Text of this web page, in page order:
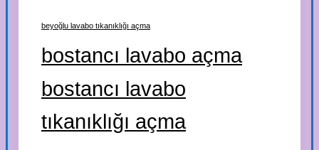
beyoğlu lavabo tıkanıklığı açma
bostancı lavabo açma
bostancı lavabo
tıkanıklığı açma